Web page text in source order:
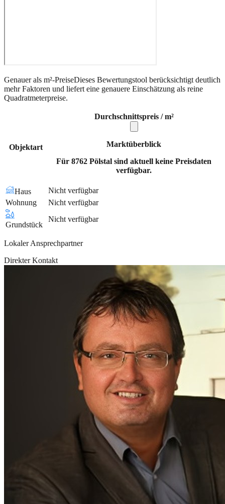
Genauer als m²-PreiseDieses Bewertungstool berücksichtigt deutlich
mehr Faktoren und liefert eine genauere Einschätzung als reine
Quadratmeterpreise.
Objektart
Durchschnittspreis / m²
Marktüberblick
Für 8762 Pölstal sind aktuell keine Preisdaten
verfügbar.
Haus
Nicht verfügbar
Wohnung
Nicht verfügbar
Grundstück
Nicht verfügbar
Lokaler Ansprechpartner
Direkter Kontakt